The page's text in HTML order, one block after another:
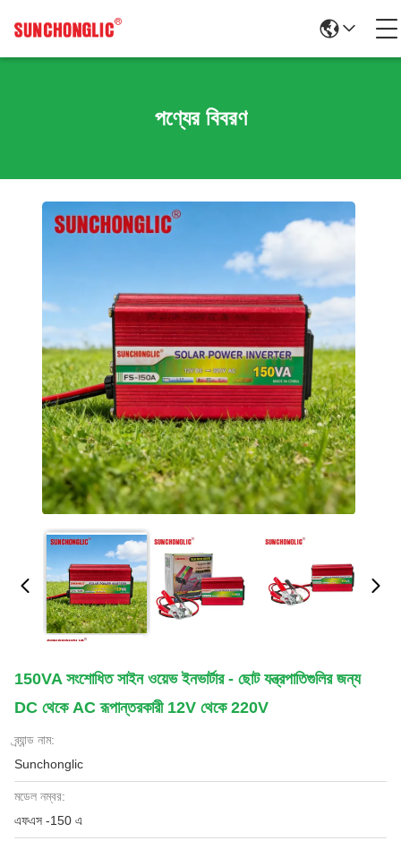
পণ্যের বিবরণ
150VA সংশোধিত সাইন ওয়েভ ইনভার্টার - ছোট যন্ত্রপাতিগুলির জন্য
DC থেকে AC রূপান্তরকারী 12V থেকে 220V
ব্র্যান্ড নাম:
Sunchonglic
মডেল নম্বর:
এফএস -150 এ